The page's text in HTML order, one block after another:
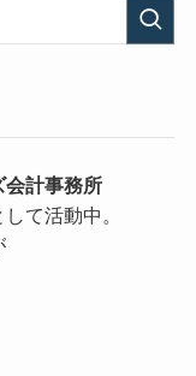
会計事務所
て活動中。